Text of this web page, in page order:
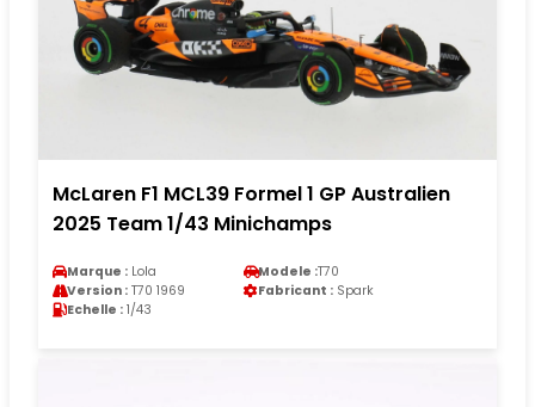
McLaren F1 MCL39 Formel 1 GP Australien
2025 Team 1/43 Minichamps
Marque : Lola Modele :T70
Version : T70 1969 Fabricant : Spark
Echelle : 1/43